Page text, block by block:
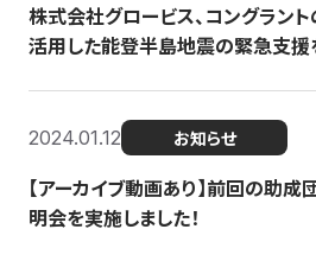
株式会社グロービス、コングラン
活用した能登半島地震の緊急支援
2024.01.12 お知らせ
【アーカイブ動画あり】前回の助
明会を実施しました！